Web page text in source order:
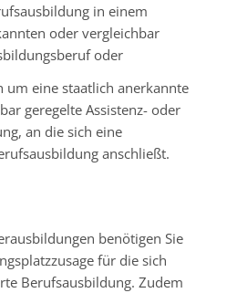
in einem
oder vergleichbar
oder
um eine staatlich anerkannte
geregelte Assistenz- oder
an die sich eine
anschließt.
benötigen Sie
für die sich
Berufsausbildung. Zudem